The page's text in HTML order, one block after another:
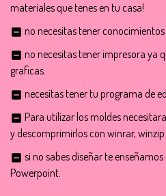
materiales que tenes en tu casa!
indeterminate_check_box no necesitas tener conocimientos
indeterminate_check_box no necesitas tener impresora ya
graficas.
indeterminate_check_box necesitas tener tu programa de
indeterminate_check_box Para utilizar los moldes
y descomprimirlos con winrar, winzip
indeterminate_check_box si no sabes diseñar te
Powerpoint.